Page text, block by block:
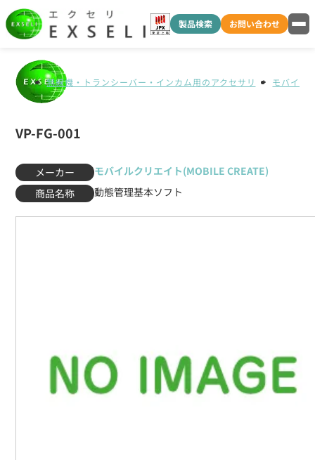
製品検索 お問い合わせ
無線機・トランシーバー・インカム用のアクセサリ モバイル
VP-FG-001
メーカー
モバイルクリエイト(MOBILE CREATE)
商品名称
動態管理基本ソフト